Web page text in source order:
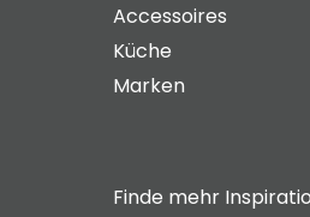
Accessoires
Küche
Marken
Finde mehr